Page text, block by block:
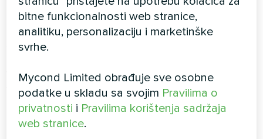
doseći 200–300 g/m² na sat. Važno je pravilno
izolirati te zone od ostalih dijelova hotela kako bi
se spriječila migracija vlažnog zraka.
senzore vlage u ključnim zonama hotela i
algoritme automatskog podešavanja snage
odvlaživanja ovisno o stvarnom opterećenju, što
omogućuje optimizaciju potrošnje energije.
bitne funkcionalnosti web stranice,
analitiku, personalizaciju i marketinške
svrhe.
Mycond Limited obrađuje sve osobne
podatke u skladu sa svojim Pravilima o
privatnosti i Pravilima korištenja sadržaja
web stranice.